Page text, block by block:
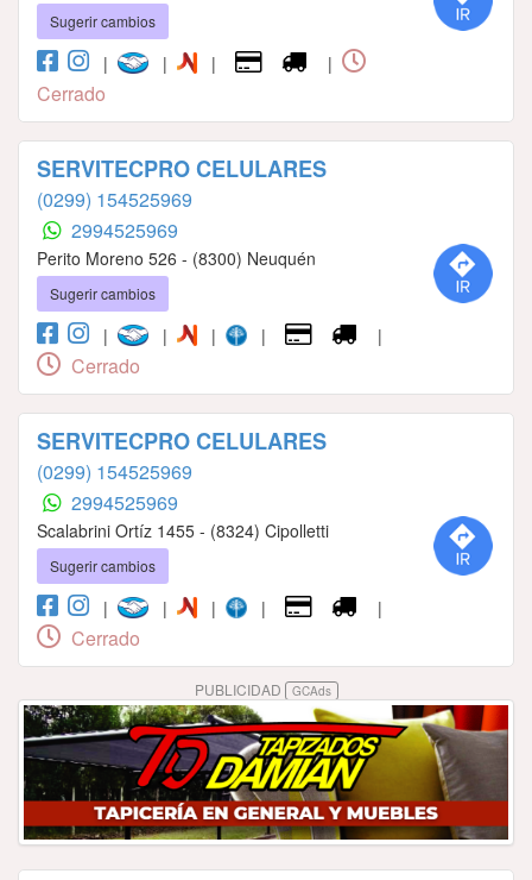
Sugerir cambios
| | | |
Cerrado
SERVITECPRO CELULARES
(0299) 154525969
2994525969
Perito Moreno 526 - (8300) Neuquén
Sugerir cambios
| | | | |
Cerrado
SERVITECPRO CELULARES
(0299) 154525969
2994525969
Scalabrini Ortíz 1455 - (8324) Cipolletti
Sugerir cambios
| | | | |
Cerrado
PUBLICIDAD GCAds